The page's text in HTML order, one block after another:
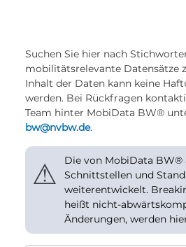
Suchen Sie hier nach
mobilitätsrelevante Datensätze
Inhalt der Daten kann keine
werden. Bei Rückfragen
Team hinter MobiData BW®
bw@nvbw.de.
⚠
Die von MobiData BW®
Schnittstellen und
weiterentwickelt.
heißt nicht-
Änderungen, werden